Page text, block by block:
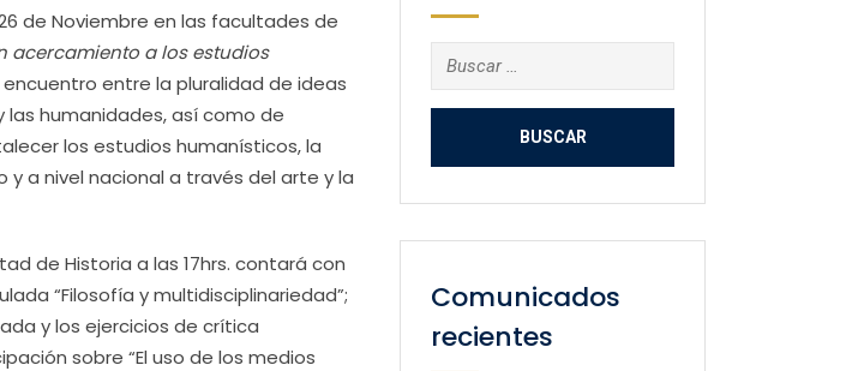
de Noviembre en las facultades de
acercamiento a los estudios
entre la pluralidad de ideas
humanidades, así como de
los estudios humanísticos, la
a nivel nacional a través del arte y la
de Historia a las 17hrs. contará con
“Filosofía y multidisciplinariedad”;
y los ejercicios de crítica
sobre “El uso de los medios
Buscar:
Comunicados
recientes